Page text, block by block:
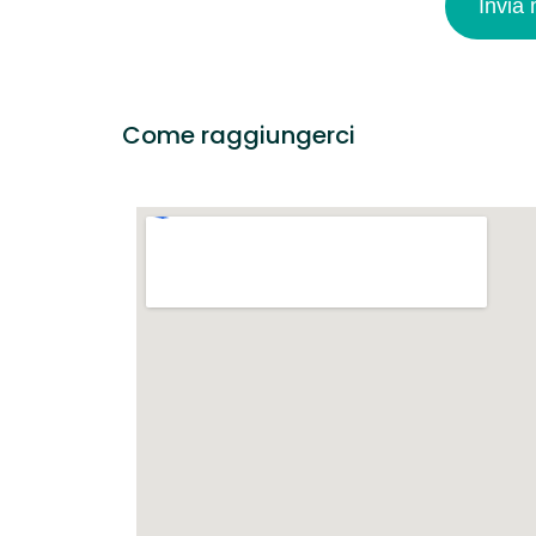
Invia
Come raggiungerci